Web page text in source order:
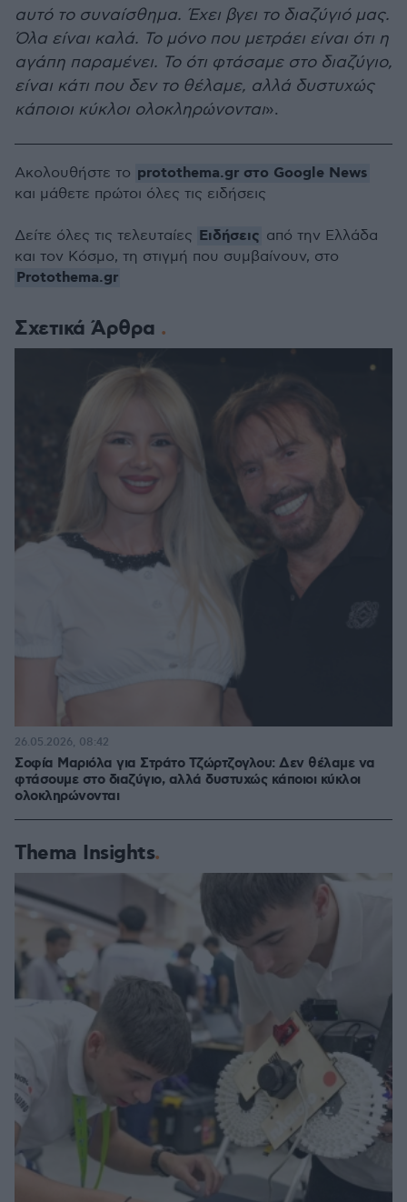
αυτό το συναίσθημα. Έχει βγει το διαζύγιό μας.
Όλα είναι καλά. Το μόνο που μετράει είναι ότι η
αγάπη παραμένει. Το ότι φτάσαμε στο διαζύγιο,
είναι κάτι που δεν το θέλαμε, αλλά δυστυχώς
κάποιοι κύκλοι ολοκληρώνονται».
Σχετικά Άρθρα
Σοφία Μαριόλα για Στράτο Τζώρτζογλου: Δεν θέλαμε να
φτάσουμε στο διαζύγιο, αλλά δυστυχώς κάποιοι κύκλοι
ολοκληρώνονται
26.05.2026, 08:42
Thema Insights
Ακολουθήστε το protothema.gr στο Google News
και μάθετε πρώτοι όλες τις ειδήσεις
Δείτε όλες τις τελευταίες Ειδήσεις από την Ελλάδα
και τον Κόσμο, τη στιγμή που συμβαίνουν, στο
Protothema.gr